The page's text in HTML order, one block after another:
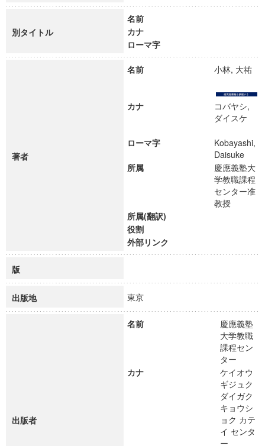
別タイトル
名前
カナ
ローマ字
著者
名前 小林, 大祐
カナ
コバヤシ,
ダイスケ
ローマ字
Kobayashi,
Daisuke
所属
慶應義塾大
学教職課程
センター准
教授
所属(翻訳)
役割
外部リンク
版
出版地 東京
出版者
名前
慶應義塾
大学教職
課程セン
ター
カナ
ケイオウ
ギジュク
ダイガク
キョウシ
ョク カテ
イ センタ
ー